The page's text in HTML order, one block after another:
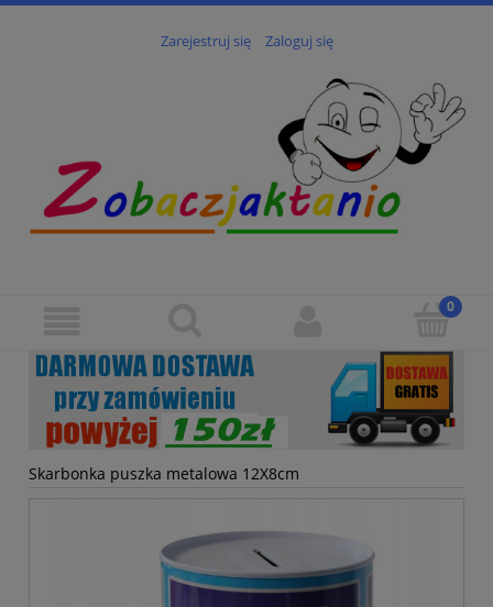
Zarejestruj się Zaloguj się
Skarbonka puszka metalowa 12X8cm